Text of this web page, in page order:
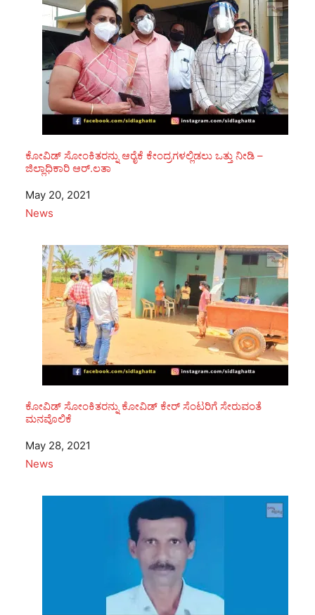
ಕೋವಿಡ್ ಸೋಂಕಿತರನ್ನು ಆರೈಕೆ ಕೇಂದ್ರಗಳಲ್ಲಿಡಲು ಒತ್ತು ನೀಡಿ –
ಜಿಲ್ಲಾಧಿಕಾರಿ ಆರ್.ಲತಾ
Date
May 20, 2021
In relation to
News
ಕೋವಿಡ್ ಸೋಂಕಿತರನ್ನು ಕೋವಿಡ್ ಕೇರ್ ಸೆಂಟರಿಗೆ ಸೇರುವಂತೆ
ಮನವೊಲಿಕೆ
Date
May 28, 2021
In relation to
News